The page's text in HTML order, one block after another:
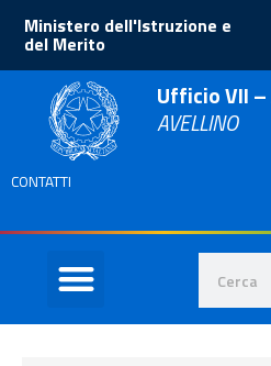
Ministero dell'Istruzione e
del Merito
Ufficio VII
AVELLINO
CONTATTI